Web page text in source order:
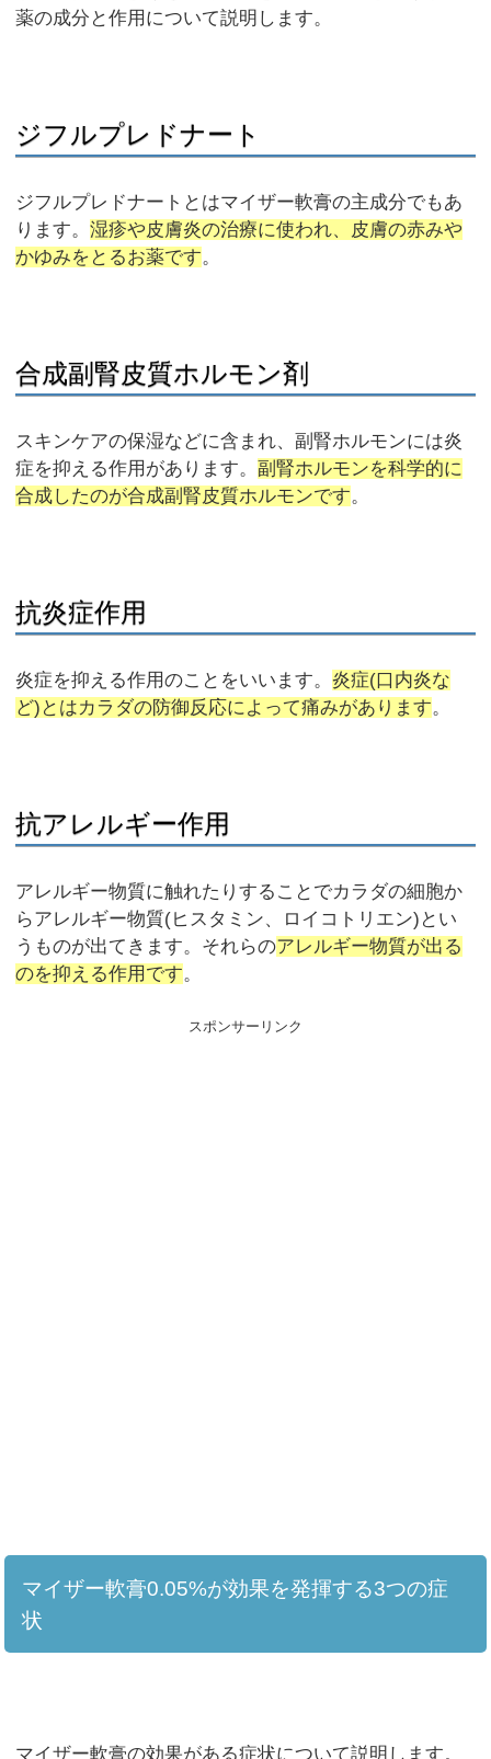
薬の成分と作用について説明します。
ジフルプレドナート
ジフルプレドナートとはマイザー軟膏の主成分でもあ
ります。湿疹や皮膚炎の治療に使われ、皮膚の赤みや
かゆみをとるお薬です。
合成副腎皮質ホルモン剤
スキンケアの保湿などに含まれ、副腎ホルモンには炎
症を抑える作用があります。副腎ホルモンを科学的に
合成したのが合成副腎皮質ホルモンです。
抗炎症作用
炎症を抑える作用のことをいいます。炎症(口内炎な
ど)とはカラダの防御反応によって痛みがあります。
抗アレルギー作用
アレルギー物質に触れたりすることでカラダの細胞か
らアレルギー物質(ヒスタミン、ロイコトリエン)とい
うものが出てきます。それらのアレルギー物質が出る
のを抑える作用です。
スポンサーリンク
マイザー軟膏0.05%が効果を発揮する3つの症
状
マイザー軟膏の効果がある症状について説明します。